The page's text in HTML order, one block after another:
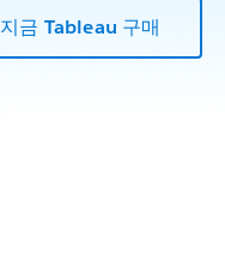
지금 Tableau 구매